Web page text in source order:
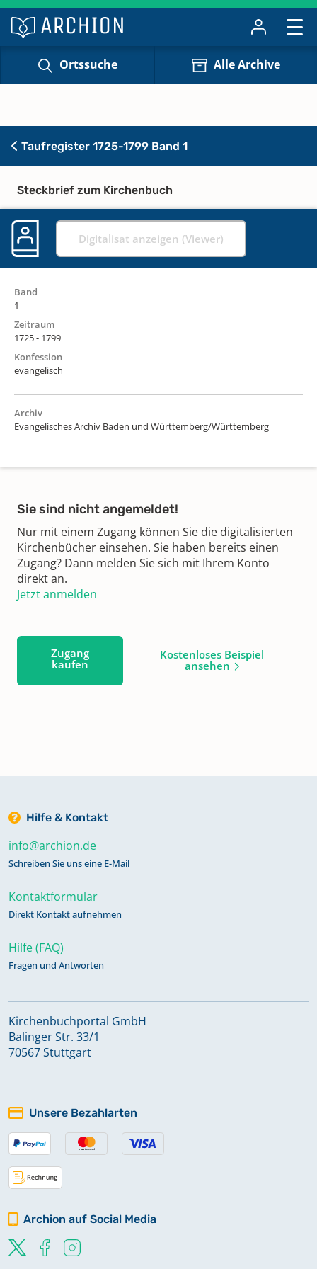
Ortssuche Alle Archive
Taufregister 1725-1799 Band 1
Steckbrief zum Kirchenbuch
Digitalisat anzeigen (Viewer)
Band
1
Zeitraum
1725 - 1799
Konfession
evangelisch
Archiv
Evangelisches Archiv Baden und Württemberg/Württemberg
Sie sind nicht angemeldet!
Nur mit einem Zugang können Sie die digitalisierten
Kirchenbücher einsehen. Sie haben bereits einen
Zugang? Dann melden Sie sich mit Ihrem Konto
direkt an.
Jetzt anmelden
Zugang
kaufen
Kostenloses Beispiel
ansehen
Hilfe & Kontakt
info@archion.de
Schreiben Sie uns eine E-Mail
Kontaktformular
Direkt Kontakt aufnehmen
Hilfe (FAQ)
Fragen und Antworten
Kirchenbuchportal GmbH
Balinger Str. 33/1
70567 Stuttgart
Unsere Bezahlarten
Archion auf Social Media